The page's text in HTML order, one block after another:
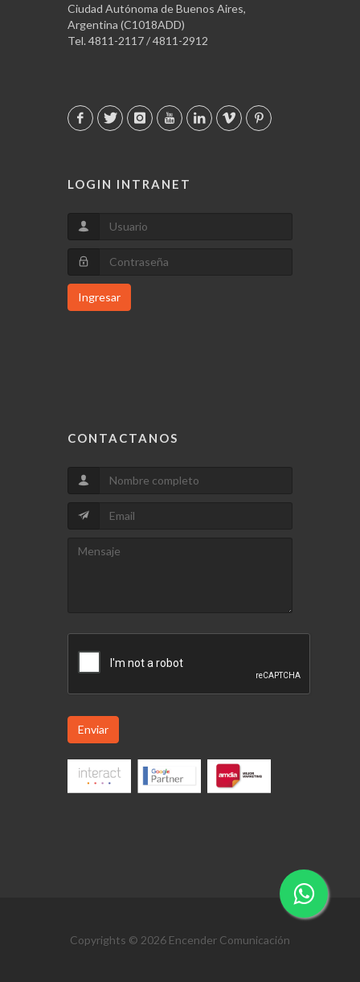
Ciudad Autónoma de Buenos Aires,
Argentina (C1018ADD)
Tel. 4811-2117 / 4811-2912
LOGIN INTRANET
Ingresar
CONTACTANOS
Enviar
Copyrights © 2026 Encender Comunicación